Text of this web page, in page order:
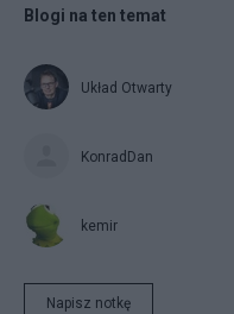
Blogi na ten temat
Układ Otwarty
KonradDan
kemir
Napisz notkę